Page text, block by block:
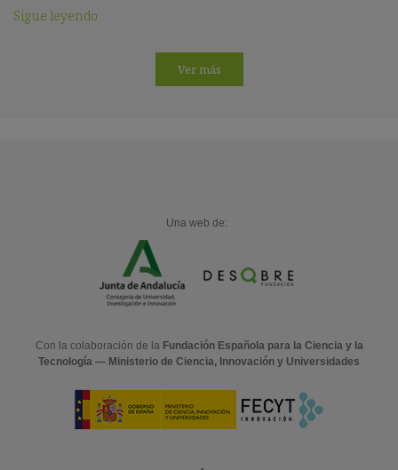
Sigue leyendo
Ver más
Una web de:
Con la colaboración de la Fundación Española para la Ciencia y la
Tecnología — Ministerio de Ciencia, Innovación y Universidades